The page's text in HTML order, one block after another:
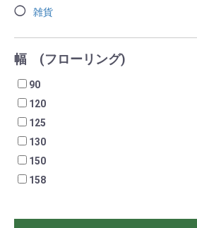
雑貨
幅 (フローリング)
90
120
125
130
150
158